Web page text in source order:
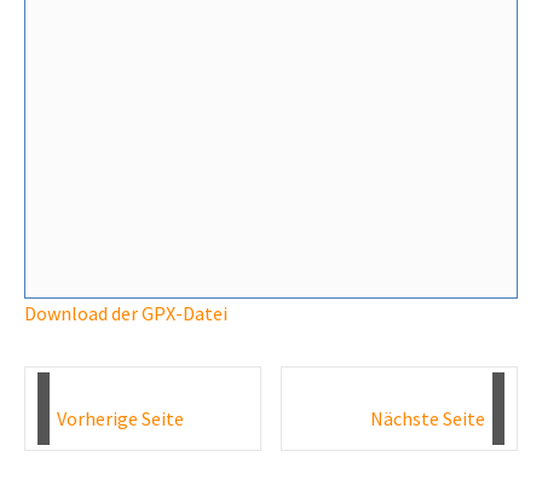
Download der GPX-Datei
Vorherige Seite Nächste Seite